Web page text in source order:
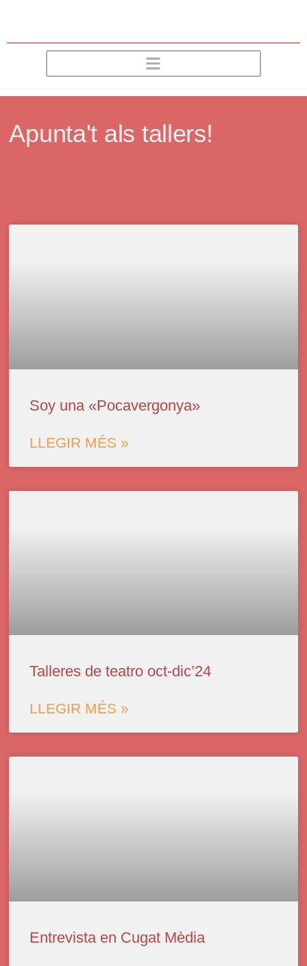
Apunta't als tallers!
Soy una «Pocavergonya»
LLEGIR MÉS »
Talleres de teatro oct-dic’24
LLEGIR MÉS »
Entrevista en Cugat Mèdia